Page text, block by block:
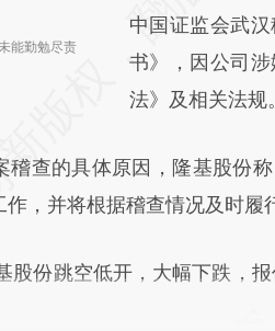
能勤勉尽责
(https://
成，可能与原
新观点和立场。
中国证监会武
书》，因公司
法》及相关法规。
查的具体原因，隆基股份称
，并将根据稽查情况及时履
份跳空低开，大幅下跌，报